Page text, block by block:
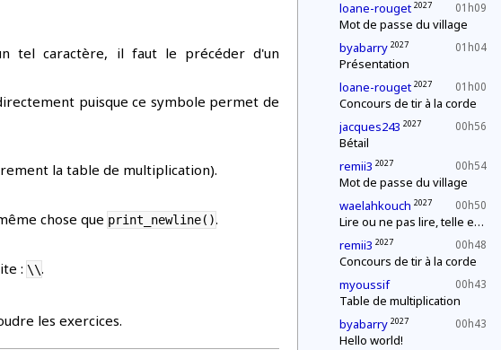
01h09
loane-rouget 2027
Mot de passe du village
01h04
byabarry 2027
Présentation
01h00
loane-rouget 2027
Concours de tir à la corde
00h56
jacques243 2027
Bétail
00h54
remii3 2027
Mot de passe du village
00h50
waelahkouch 2027
Lire ou ne pas lire, telle est la question
00h48
remii3 2027
Concours de tir à la corde
00h43
myoussif
Table de multiplication
00h43
byabarry 2027
Hello world!
tel caractère, il faut le précéder d'un
puisque ce symbole permet de
la table de multiplication).
chose que print_newline().
: \\.
les exercices.